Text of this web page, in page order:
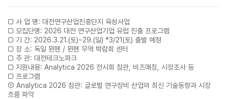
□ 사 업 명: 대전연구산업진흥단지 육성사업
□ 모집단명: 2026 대전 연구산업기업 유럽 진출 프로그램
□ 기 간: 2026.3.21.(토)~29.(일) *3/21(토) 출발 예정
□ 장 소: 독일 뮌헨 / 뮌헨 무역 박람회 센터
□ 주 관: 대전테크노파크
□ 지원내용: Analytica 2026 전시회 참관, 비즈매칭, 시장조사 등
□ 프로그램
① Analytica 2026 참관: 글로벌 연구장비 산업의 최신 기술동향과 시장
흐름 파악